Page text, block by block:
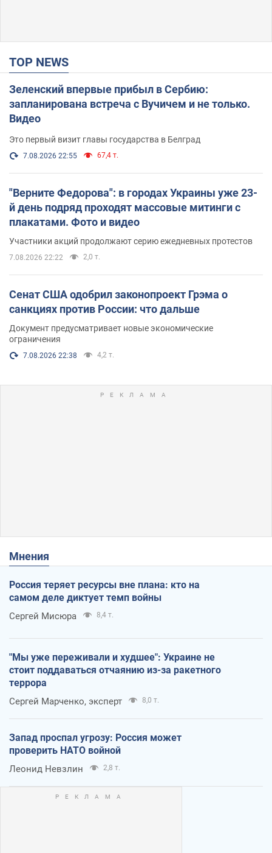
TOP NEWS
Зеленский впервые прибыл в Сербию:
запланирована встреча с Вучичем и не только.
Видео
Это первый визит главы государства в Белград
7.08.2026 22:55 67,4 т.
"Верните Федорова": в городах Украины уже 23-
й день подряд проходят массовые митинги с
плакатами. Фото и видео
Участники акций продолжают серию ежедневных протестов
7.08.2026 22:22 2,0 т.
Сенат США одобрил законопроект Грэма о
санкциях против России: что дальше
Документ предусматривает новые экономические
ограничения
7.08.2026 22:38 4,2 т.
Мнения
Россия теряет ресурсы вне плана: кто на
самом деле диктует темп войны
Сергей Мисюра 8,4 т.
"Мы уже переживали и худшее": Украине не
стоит поддаваться отчаянию из-за ракетного
террора
Сергей Марченко, эксперт 8,0 т.
Запад проспал угрозу: Россия может
проверить НАТО войной
Леонид Невзлин 2,8 т.